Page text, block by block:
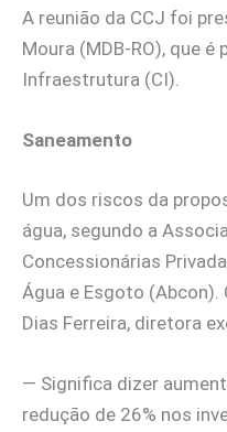
A reunião da CCJ foi
Moura (MDB-RO), que
Infraestrutura (CI).
Saneamento
Um dos riscos da
água, segundo a
Concessionárias
Água e Esgoto (Abcon).
Dias Ferreira, diretora
— Significa dizer
redução de 26% nos